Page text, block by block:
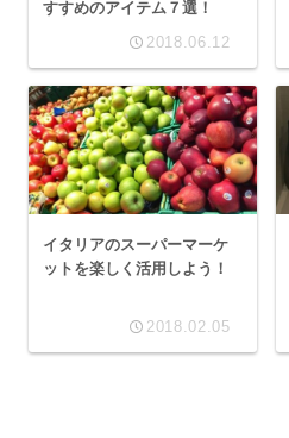
すすめのアイテム７選！
2018.06.12
イタリアのスーパーマーケ
ットを楽しく活用しよう！
2018.02.05